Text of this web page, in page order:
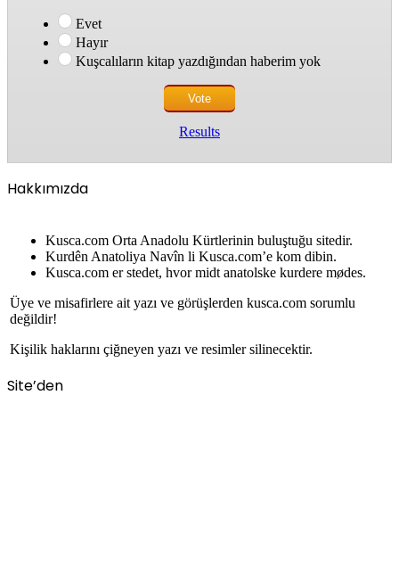
Evet
Hayır
Kuşcalıların kitap yazdığından haberim yok
Results
Hakkımızda
Kusca.com Orta Anadolu Kürtlerinin buluştuğu sitedir.
Kurdên Anatoliya Navîn li Kusca.com’e kom dibin.
Kusca.com er stedet, hvor midt anatolske kurdere mødes.
Üye ve misafirlere ait yazı ve görüşlerden kusca.com sorumlu
değildir!
Kişilik haklarını çiğneyen yazı ve resimler silinecektir.
Site’den